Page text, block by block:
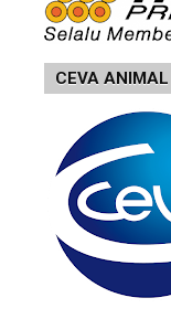
CEVA